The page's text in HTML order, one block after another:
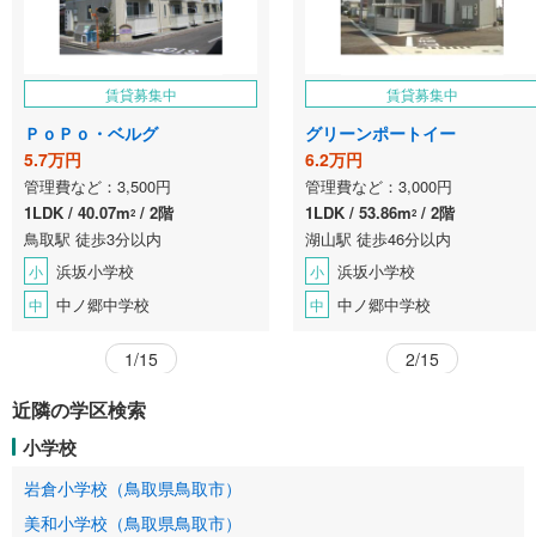
賃貸募集中
ＰｏＰｏ・ベルグ
5.7万円
管理費など：3,500円
1LDK
40.07m2
2階
鳥取駅 徒歩3分以内
小 浜坂小学校
中 中ノ郷中学校
1/15
賃貸募集中
グリーンポートイー
6.2万円
管理費など：3,000円
1LDK
53.86m2
2階
湖山駅 徒歩46分以内
小 浜坂小学校
中 中ノ郷中学校
2/15
近隣の学区検索
小学校
岩倉小学校（鳥取県鳥取市）
美和小学校（鳥取県鳥取市）